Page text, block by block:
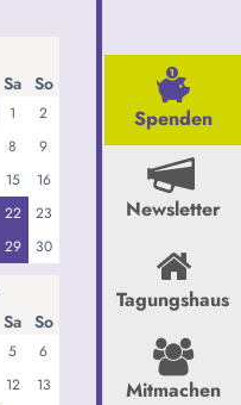
Spenden
Newsletter
Tagungshaus
Mitmachen
Sa So
1
2
8
9
15
16
22
23
29
30
Sa So
5
6
12
13